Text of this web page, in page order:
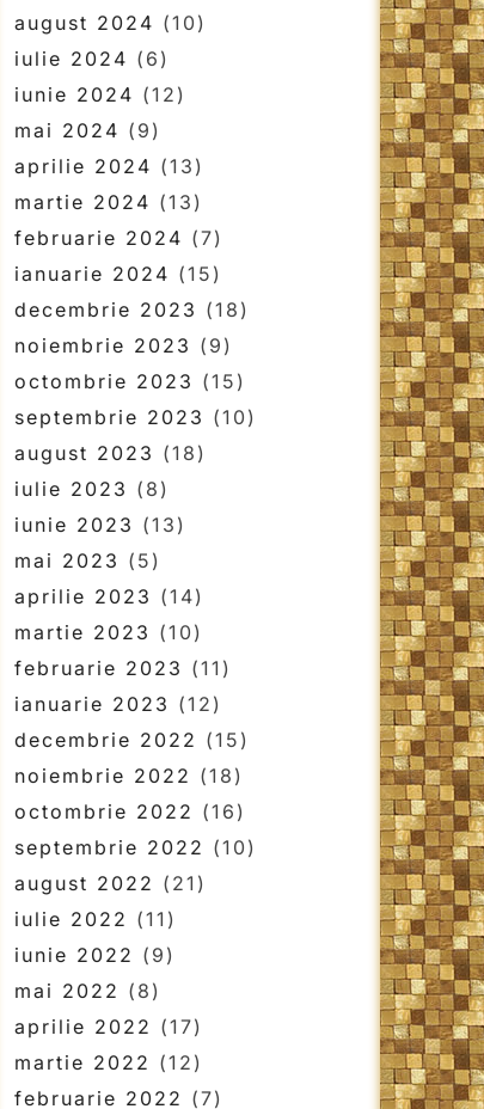
august 2024 (10)
iulie 2024 (6)
iunie 2024 (12)
mai 2024 (9)
aprilie 2024 (13)
martie 2024 (13)
februarie 2024 (7)
ianuarie 2024 (15)
decembrie 2023 (18)
noiembrie 2023 (9)
octombrie 2023 (15)
septembrie 2023 (10)
august 2023 (18)
iulie 2023 (8)
iunie 2023 (13)
mai 2023 (5)
aprilie 2023 (14)
martie 2023 (10)
februarie 2023 (11)
ianuarie 2023 (12)
decembrie 2022 (15)
noiembrie 2022 (18)
octombrie 2022 (16)
septembrie 2022 (10)
august 2022 (21)
iulie 2022 (11)
iunie 2022 (9)
mai 2022 (8)
aprilie 2022 (17)
martie 2022 (12)
februarie 2022 (7)